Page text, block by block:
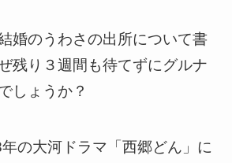
婚のうわさの出所について書
残り３週間も待てずにグルナ
しょうか？
の大河ドラマ「西郷どん」に